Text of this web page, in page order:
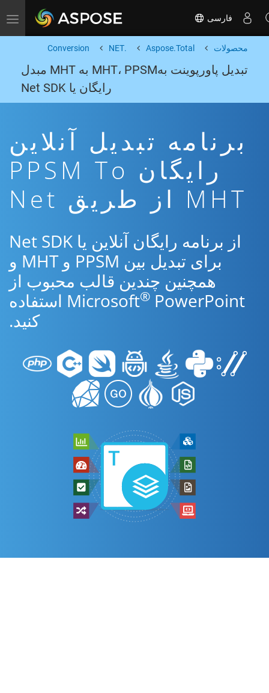
Toggle navigation فارسی
محصولات Aspose.Total
.NET
Conversion
تبدیل پاورپوینت بهMHT، PPSM به MHT مبدل
رایگان یا Net SDK
برنامه تبدیل آنلاین
رایگان PPSM To
MHT از طریق Net
از برنامه رایگان آنلاین یا Net SDK
برای تبدیل بین PPSM و MHT و
همچنین چندین قالب محبوب از
Microsoft®
PowerPoint استفاده
کنید.